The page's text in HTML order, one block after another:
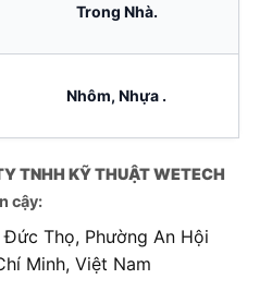
Trong Nhà.
Nhôm, Nhựa .
TNHH KỸ THUẬT WETECH
cậy:
Thọ, Phường An Hội
Minh, Việt Nam